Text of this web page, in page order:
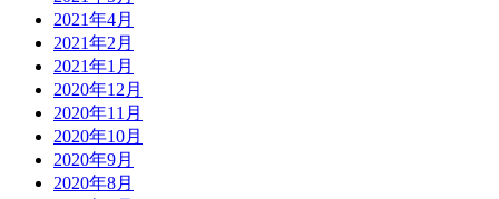
2021年4月
2021年2月
2021年1月
2020年12月
2020年11月
2020年10月
2020年9月
2020年8月